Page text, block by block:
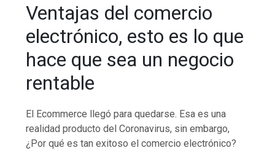
Ventajas del comercio
electrónico, esto es lo que
hace que sea un negocio
rentable
El Ecommerce llegó para quedarse. Esa es una
realidad producto del Coronavirus, sin embargo,
¿Por qué es tan exitoso el comercio electrónico?